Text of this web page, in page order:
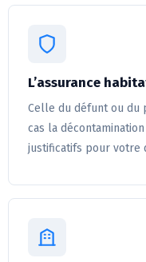
L’assurance
Celle du défunt ou du
cas la
justificatifs pour votre